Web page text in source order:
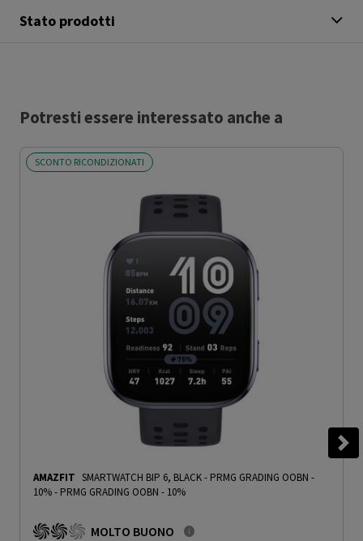
Stato prodotti
Potresti essere interessato anche a
SCONTO RICONDIZIONATI
AMAZFIT SMARTWATCH BIP 6, BLACK - PRMG GRADING OOBN -
10%- PRMG GRADING OOBN - 10%
MOLTO BUONO